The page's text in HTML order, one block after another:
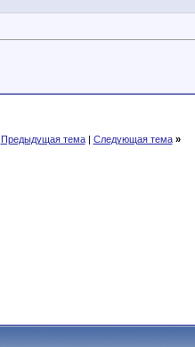
Предыдущая тема| Следующая тема »